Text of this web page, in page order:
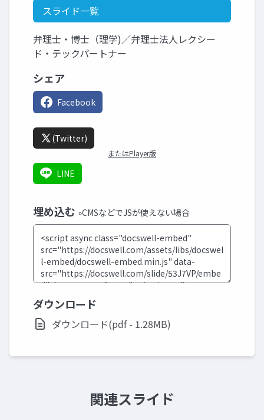
スライド一覧
弁理士・博士（理学)／弁理士法人レクシー
ド・テックパートナー
シェア
Facebook
(Twitter)
またはPlayer版
LINE
埋め込む »CMSなどでJSが使えない場合
ダウンロード
ダウンロード(pdf - 1.28MB)
関連スライド